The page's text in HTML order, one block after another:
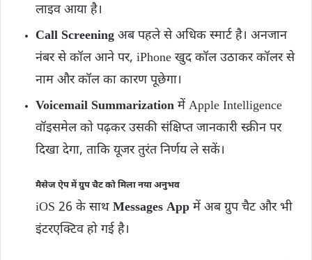
लाइव आया है।
Call Screening अब पहले से अधिक स्मार्ट है। अनजान
नंबर से कॉल आने पर, iPhone खुद कॉल उठाकर कॉलर से
नाम और कॉल का कारण पूछेगा।
Voicemail Summarization में Apple Intelligence
वॉइसमेल को पढ़कर उसकी संक्षिप्त जानकारी स्क्रीन पर
दिखा देगा, ताकि यूजर तुरंत निर्णय ले सकें।
मैसेज ऐप में ग्रुप चैट को मिला नया अनुभव
iOS 26 के साथ Messages App में अब ग्रुप चैट और भी
इंटरएक्टिव हो गई है।